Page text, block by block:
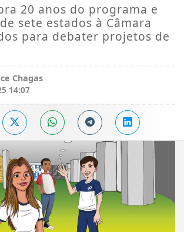
20 anos do programa e
sete estados à Câmara
para debater projetos de
Chagas
14:07